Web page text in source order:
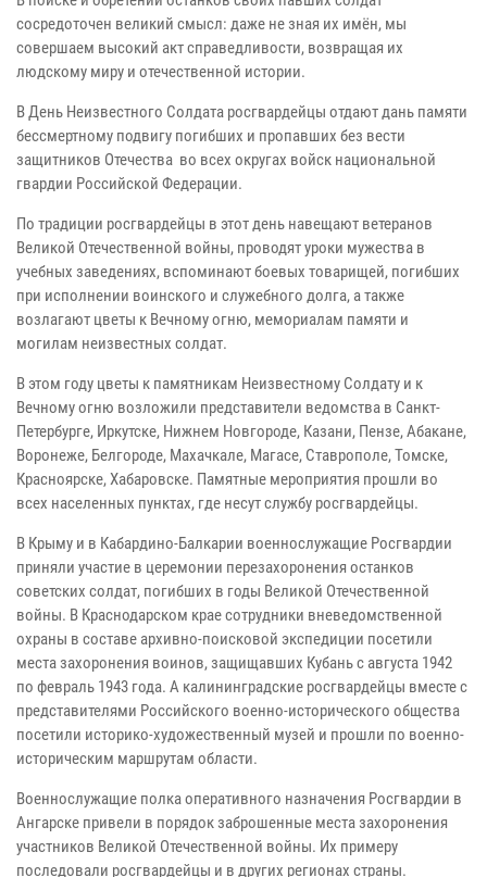
сосредоточен великий смысл: даже не зная их имён, мы
совершаем высокий акт справедливости, возвращая их
людскому миру и отечественной истории.
В День Неизвестного Солдата росгвардейцы отдают дань памяти
бессмертному подвигу погибших и пропавших без вести
защитников Отечества во всех округах войск национальной
гвардии Российской Федерации.
По традиции росгвардейцы в этот день навещают ветеранов
Великой Отечественной войны, проводят уроки мужества в
учебных заведениях, вспоминают боевых товарищей, погибших
при исполнении воинского и служебного долга, а также
возлагают цветы к Вечному огню, мемориалам памяти и
могилам неизвестных солдат.
В этом году цветы к памятникам Неизвестному Солдату и к
Вечному огню возложили представители ведомства в Санкт-
Петербурге, Иркутске, Нижнем Новгороде, Казани, Пензе, Абакане,
Воронеже, Белгороде, Махачкале, Магасе, Ставрополе, Томске,
Красноярске, Хабаровске. Памятные мероприятия прошли во
всех населенных пунктах, где несут службу росгвардейцы.
В Крыму и в Кабардино-Балкарии военнослужащие Росгвардии
приняли участие в церемонии перезахоронения останков
советских солдат, погибших в годы Великой Отечественной
войны. В Краснодарском крае сотрудники вневедомственной
охраны в составе архивно-поисковой экспедиции посетили
места захоронения воинов, защищавших Кубань с августа 1942
по февраль 1943 года. А калининградские росгвардейцы вместе с
представителями Российского военно-исторического общества
посетили историко-художественный музей и прошли по военно-
историческим маршрутам области.
Военнослужащие полка оперативного назначения Росгвардии в
Ангарске привели в порядок заброшенные места захоронения
участников Великой Отечественной войны. Их примеру
последовали росгвардейцы и в других регионах страны.